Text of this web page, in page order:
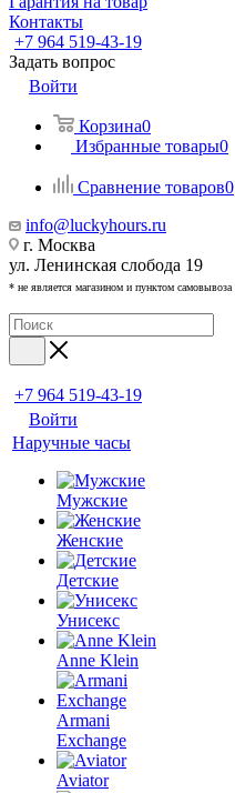
Контакты
+7 964 519-43-19
Задать вопрос
Войти
Корзина0
Избранные товары0
Сравнение товаров0
info@luckyhours.ru
г. Москва
ул. Ленинская слобода 19
* не является магазином и пунктом самовывоза
+7 964 519-43-19
Войти
Наручные часы
Мужские
Женские
Детские
Унисекс
Anne Klein
Armani
Exchange
Aviator